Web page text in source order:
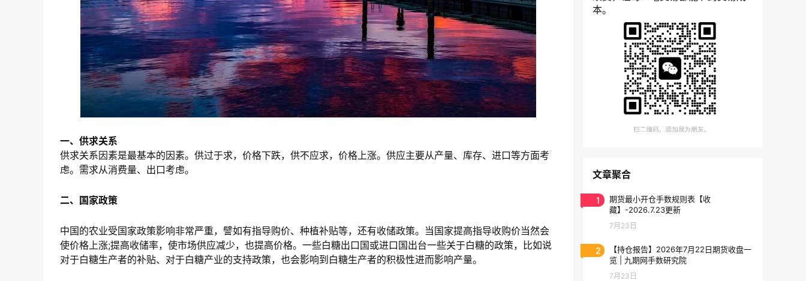
一、供求关系
供求关系因素是最基本的因素。供过于求，价格下跌，供不应求，价格上涨。供应主要从产量、库存、进口等方面考
虑。需求从消费量、出口考虑。
二、国家政策
中国的农业受国家政策影响非常严重，譬如有指导购价、种植补贴等，还有收储政策。当国家提高指导收购价当然会
使价格上涨;提高收储率，使市场供应减少，也提高价格。一些白糖出口国或进口国出台一些关于白糖的政策，比如说
对于白糖生产者的补贴、对于白糖产业的支持政策，也会影响到白糖生产者的积极性进而影响产量。
本。
文章聚合
1
期货最小开仓手数规则表【收
藏】-2026.7.23更新
7月23日
2
【持仓报告】2026年7月22日期货收盘一
览 | 九期网手数研究院
7月23日